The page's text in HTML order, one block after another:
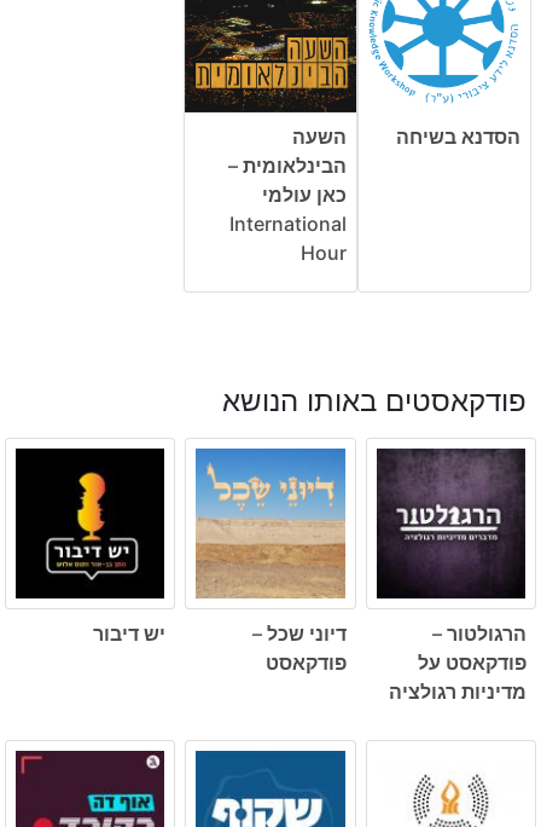
הסדנא בשיחה
השעה
הבינלאומית –
כאן עולמי
International
Hour
פודקאסטים באותו הנושא
הרגולטור –
פודקאסט על
מדיניות רגולציה
דיוני שכל –
פודקאסט
יש דיבור